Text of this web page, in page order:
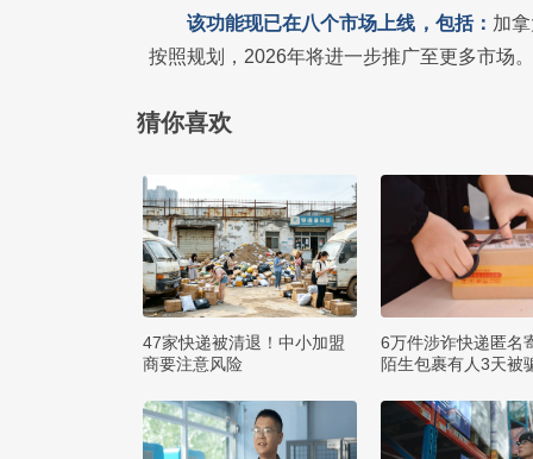
该功能现已在八个市场上线，包括： 加
按照规划，2026年将进一步推广至更多市场。
猜你喜欢
47家快递被清退！中小加盟
商要注意风险
6万件涉诈快递匿名
陌生包裹有人3天被